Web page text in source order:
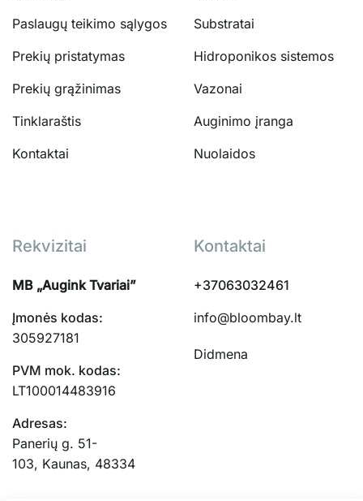
Paslaugų teikimo sąlygos
Prekių pristatymas
Prekių grąžinimas
Tinklaraštis
Kontaktai
Substratai
Hidroponikos sistemos
Vazonai
Auginimo įranga
Nuolaidos
Rekvizitai
MB „Augink Tvariai”
Įmonės kodas:
305927181
PVM mok. kodas:
LT100014483916
Adresas:
Panerių g. 51-
103, Kaunas, 48334
Kontaktai
+37063032461
info@bloombay.lt
Didmena